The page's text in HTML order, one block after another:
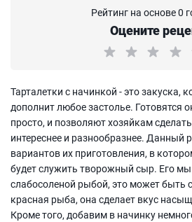
Рейтинг на основе 0
Оцените
Тарталетки с начинкой - это закуска,
дополнит любое застолье. Готовятся
просто, и позволяют хозяйкам
интереснее и разнообразнее. Данный
вариантов их приготовления, в
будет служить творожный сыр. Его
слабосоленой рыбой, это может быть
красная рыба, она сделает вкус
Кроме того, добавим в начинку